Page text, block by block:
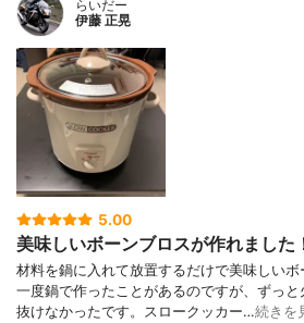
らいだー
伊藤 正晃
5.00
美味しいボーンブロスが作れました
材料を鍋に入れて放置するだけで美味しいボ
一度鍋で作ったことがあるのですが、ずっ
抜けなかったです。スロークッカー…続きを